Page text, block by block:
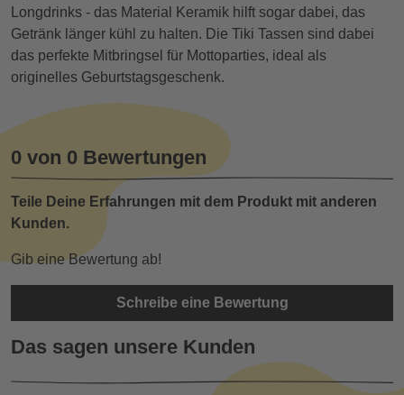
Longdrinks - das Material Keramik hilft sogar dabei, das
Getränk länger kühl zu halten. Die Tiki Tassen sind dabei
das perfekte Mitbringsel für Mottoparties, ideal als
originelles Geburtstagsgeschenk.
0 von 0 Bewertungen
Teile Deine Erfahrungen mit dem Produkt mit anderen
Kunden.
Gib eine Bewertung ab!
Schreibe eine Bewertung
Das sagen unsere Kunden